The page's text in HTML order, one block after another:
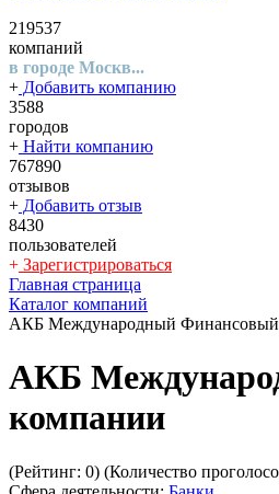
219537
компаний
в городе Москв...
+ Добавить компанию
3588
городов
+ Найти компанию
767890
отзывов
+ Добавить отзыв
8430
пользователей
+ Зарегистрироваться
Главная страница
Каталог компаний
АКБ Международный
АКБ
компании
(Рейтинг: 0) (Количество